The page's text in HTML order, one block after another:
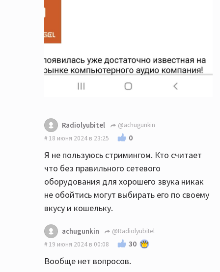
Radiolyubitel
@achugunkin
18 июня 2024 в 23:25
0
Я не пользуюсь стримингом. Кто считает
что без правильного сетевого
оборудования для хорошего звука никак
не обойтись могут выбирать его по своему
вкусу и кошельку.
achugunkin
@Radiolyubitel
19 июня 2024 в 00:08
30
Вообще нет вопросов.